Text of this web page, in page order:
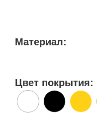
Материал:
Цвет покрытия: